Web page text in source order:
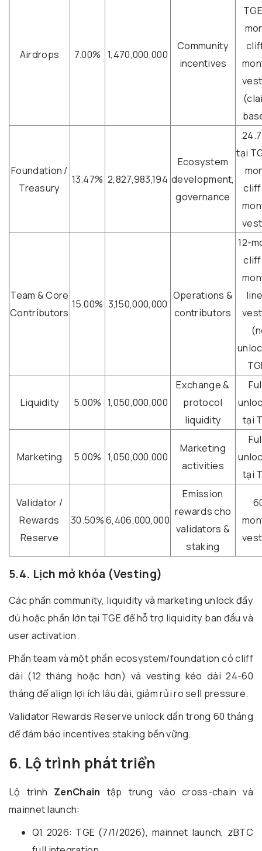
Airdrops 7.00% 1,470,000,000
Community
incentives
TGE
Foundation /
Treasury
13.47% 2,827,983,194
Ecosystem
development,
governance
tại
cliff
Team & Core
Contributors
15.00% 3,150,000,000
Operations &
contributors
12-
cliff
Liquidity 5.00% 1,050,000,000
Exchange &
protocol
liquidity
tại
Marketing 5.00% 1,050,000,000
Marketing
activities
tại
Validator /
Rewards
Reserve
30.50%6,406,000,000
Emission
rewards cho
validators &
staking
5.4. Lịch mở khóa (Vesting)
Các phần community, liquidity và marketing unlock đầy
đủ hoặc phần lớn tại TGE để hỗ trợ liquidity ban đầu và
user activation.
Phần team và một phần ecosystem/foundation có cliff
dài (12 tháng hoặc hơn) và vesting kéo dài 24-60
tháng để align lợi ích lâu dài, giảm rủi ro sell pressure.
Validator Rewards Reserve unlock dần trong 60 tháng
để đảm bảo incentives staking bền vững.
6. Lộ trình phát triển
Lộ trình ZenChain tập trung vào cross-chain và
mainnet launch:
Q1 2026: TGE (7/1/2026), mainnet launch, zBTC